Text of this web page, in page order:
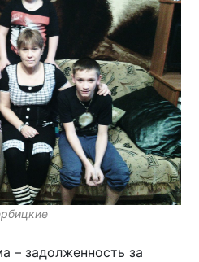
– задолженность за